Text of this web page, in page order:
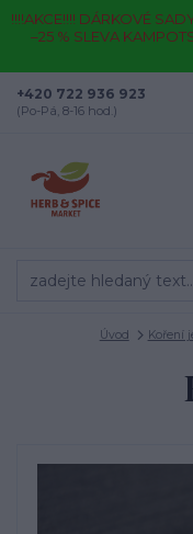
!!!!AKCE!!!! DÁRKOVÉ
–25 % SLEVA
+420 722 936 923
(Po-Pá, 8-16 hod.)
Úvod Koření